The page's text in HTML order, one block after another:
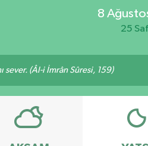
8
25
sever. (Âl-i İmrân Sûresi, 159)